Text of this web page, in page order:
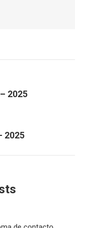
2025
2025